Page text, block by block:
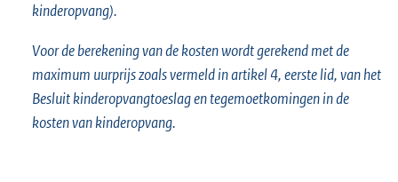
kinderopvang).
Voor de berekening van de kosten wordt gerekend met de
maximum uurprijs zoals vermeld in artikel 4, eerste lid, van het
Besluit kinderopvangtoeslag en tegemoetkomingen in de
kosten van kinderopvang.